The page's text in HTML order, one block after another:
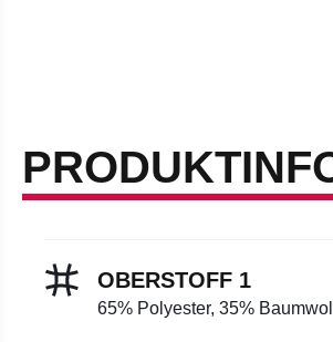
OBERSTOFF 1
65% Polyester, 35%